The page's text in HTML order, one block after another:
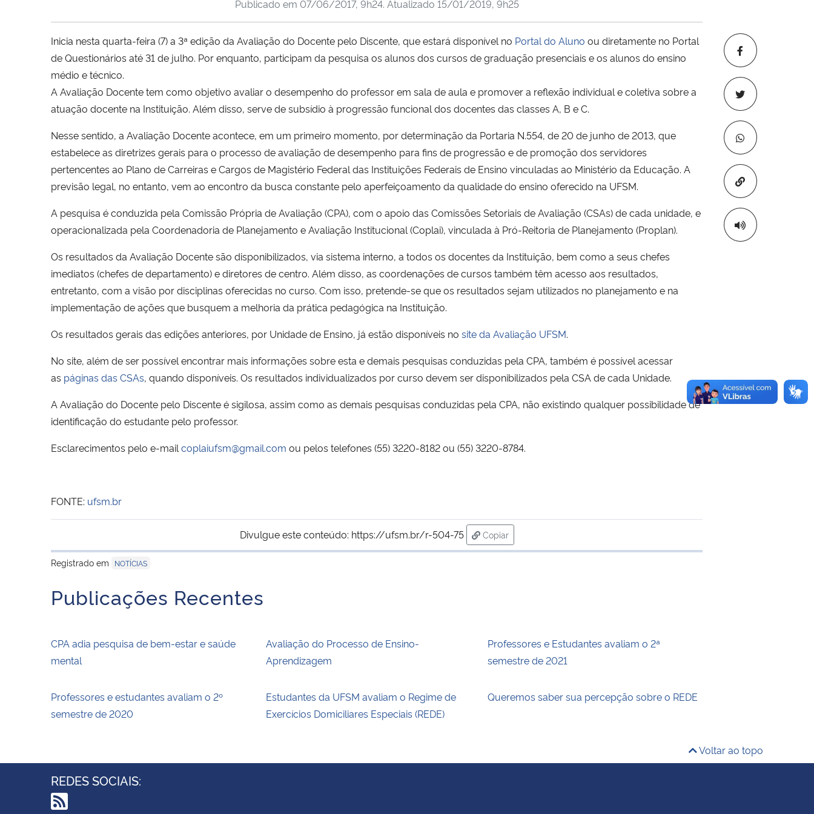
Copiar para
Publicado em 07/06/2017, 9h24. Atualizado 15/01/2019, 9h25
Inicia nesta quarta-feira (7) a 3ª edição da Avaliação do Docente pelo Discente, que estará disponível no Portal do Aluno ou diretamente no Portal
de Questionários até 31 de julho. Por enquanto, participam da pesquisa os alunos dos cursos de graduação presenciais e os alunos do ensino
médio e técnico.
A Avaliação Docente tem como objetivo avaliar o desempenho do professor em sala de aula e promover a reflexão individual e coletiva sobre a
atuação docente na Instituição. Além disso, serve de subsídio à progressão funcional dos docentes das classes A, B e C.
Nesse sentido, a Avaliação Docente acontece, em um primeiro momento, por determinação da Portaria N.554, de 20 de junho de 2013, que
estabelece as diretrizes gerais para o processo de avaliação de desempenho para fins de progressão e de promoção dos servidores
pertencentes ao Plano de Carreiras e Cargos de Magistério Federal das Instituições Federais de Ensino vinculadas ao Ministério da Educação. A
previsão legal, no entanto, vem ao encontro da busca constante pelo aperfeiçoamento da qualidade do ensino oferecido na UFSM.
A pesquisa é conduzida pela Comissão Própria de Avaliação (CPA), com o apoio das Comissões Setoriais de Avaliação (CSAs) de cada unidade, e
operacionalizada pela Coordenadoria de Planejamento e Avaliação Institucional (Coplai), vinculada à Pró-Reitoria de Planejamento (Proplan).
Os resultados da Avaliação Docente são disponibilizados, via sistema interno, a todos os docentes da Instituição, bem como a seus chefes
imediatos (chefes de departamento) e diretores de centro. Além disso, as coordenações de cursos também têm acesso aos resultados,
entretanto, com a visão por disciplinas oferecidas no curso. Com isso, pretende-se que os resultados sejam utilizados no planejamento e na
implementação de ações que busquem a melhoria da prática pedagógica na Instituição.
Os resultados gerais das edições anteriores, por Unidade de Ensino, já estão disponíveis no site da Avaliação UFSM.
No site, além de ser possível encontrar mais informações sobre esta e demais pesquisas conduzidas pela CPA, também é possível acessar
as páginas das CSAs, quando disponíveis. Os resultados individualizados por curso devem ser disponibilizados pela CSA de cada Unidade.
A Avaliação do Docente pelo Discente é sigilosa, assim como as demais pesquisas conduzidas pela CPA, não existindo qualquer possibilidade de
identificação do estudante pelo professor.
Esclarecimentos pelo e-mail coplaiufsm@gmail.com ou pelos telefones (55) 3220-8182 ou (55) 3220-8784.
FONTE: ufsm.br
Divulgue este conteúdo: https://ufsm.br/r-504-75
Copiar
para área de transferência
Registrado em
NOTÍCIAS
Publicações Recentes
CPA adia pesquisa de bem-estar e saúde
mental
Avaliação do Processo de Ensino-
Aprendizagem
Professores e Estudantes avaliam o 2ª
semestre de 2021
Professores e estudantes avaliam o 2º
semestre de 2020
Estudantes da UFSM avaliam o Regime de
Exercícios Domiciliares Especiais (REDE)
Queremos saber sua percepção sobre o REDE
Voltar ao topo
REDES SOCIAIS: